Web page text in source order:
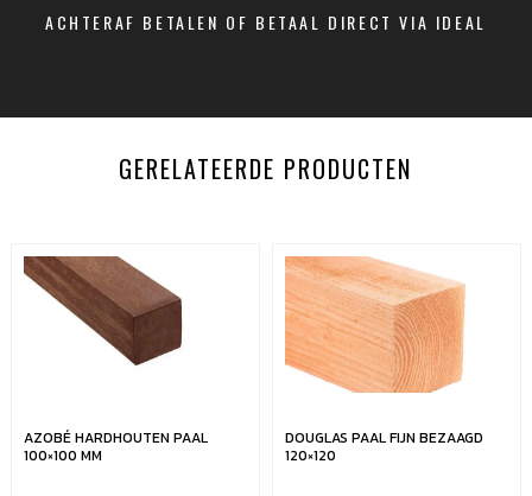
ACHTERAF BETALEN OF BETAAL DIRECT VIA IDEAL
GERELATEERDE PRODUCTEN
AZOBÉ HARDHOUTEN PAAL
100×100 MM
DOUGLAS PAAL FIJN BEZAAGD
120×120